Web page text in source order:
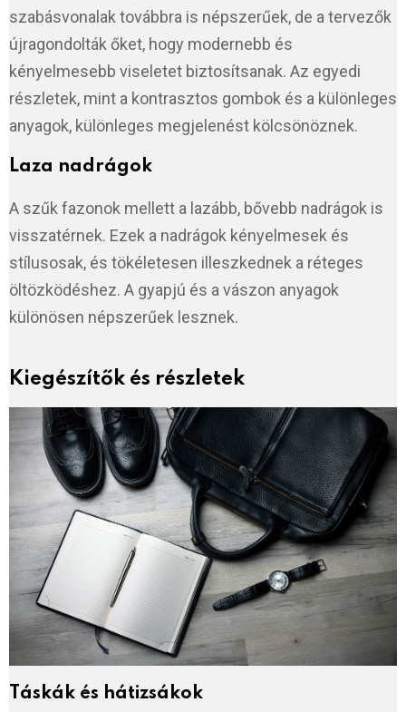
szabásvonalak továbbra is népszerűek, de a tervezők
újragondolták őket, hogy modernebb és
kényelmesebb viseletet biztosítsanak. Az egyedi
részletek, mint a kontrasztos gombok és a különleges
anyagok, különleges megjelenést kölcsönöznek.
Laza nadrágok
A szűk fazonok mellett a lazább, bővebb nadrágok is
visszatérnek. Ezek a nadrágok kényelmesek és
stílusosak, és tökéletesen illeszkednek a réteges
öltözködéshez. A gyapjú és a vászon anyagok
különösen népszerűek lesznek.
Kiegészítők és részletek
Táskák és hátizsákok